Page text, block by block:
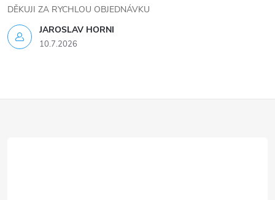
JAROSLAV HORNI
10.7.2026
DĚKUJI ZA RYCHLOU OBJEDNÁVKU